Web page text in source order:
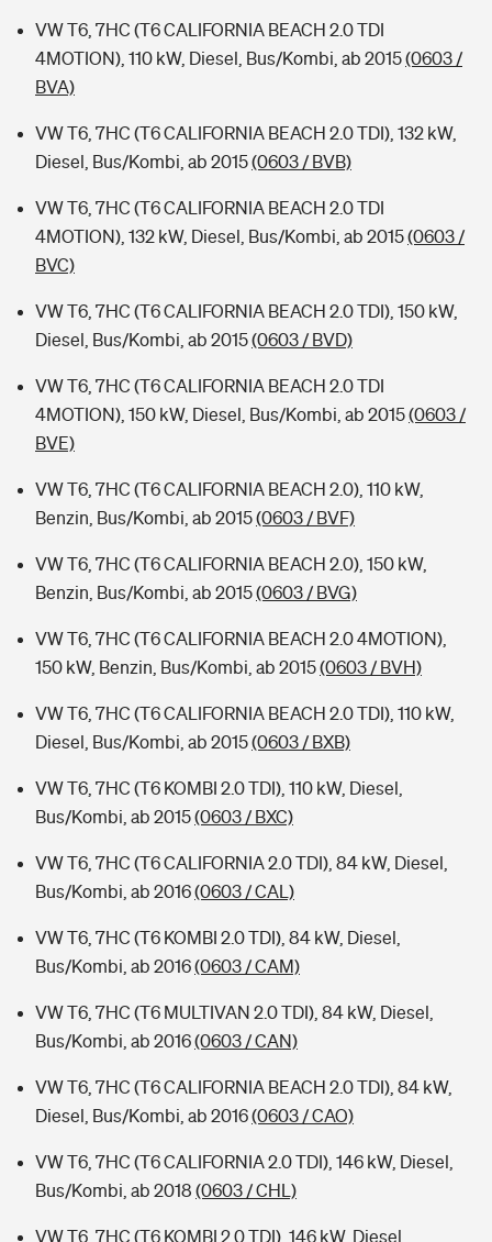
VW T6, 7HC (T6 CALIFORNIA BEACH 2.0 TDI
4MOTION), 110 kW, Diesel, Bus/Kombi, ab 2015(0603 /
BVA)
VW T6, 7HC (T6 CALIFORNIA BEACH 2.0 TDI), 132 kW,
Diesel, Bus/Kombi, ab 2015(0603 / BVB)
VW T6, 7HC (T6 CALIFORNIA BEACH 2.0 TDI
4MOTION), 132 kW, Diesel, Bus/Kombi, ab 2015(0603 /
BVC)
VW T6, 7HC (T6 CALIFORNIA BEACH 2.0 TDI), 150 kW,
Diesel, Bus/Kombi, ab 2015(0603 / BVD)
VW T6, 7HC (T6 CALIFORNIA BEACH 2.0 TDI
4MOTION), 150 kW, Diesel, Bus/Kombi, ab 2015(0603 /
BVE)
VW T6, 7HC (T6 CALIFORNIA BEACH 2.0), 110 kW,
Benzin, Bus/Kombi, ab 2015(0603 / BVF)
VW T6, 7HC (T6 CALIFORNIA BEACH 2.0), 150 kW,
Benzin, Bus/Kombi, ab 2015(0603 / BVG)
VW T6, 7HC (T6 CALIFORNIA BEACH 2.0 4MOTION),
150 kW, Benzin, Bus/Kombi, ab 2015(0603 / BVH)
VW T6, 7HC (T6 CALIFORNIA BEACH 2.0 TDI), 110 kW,
Diesel, Bus/Kombi, ab 2015(0603 / BXB)
VW T6, 7HC (T6 KOMBI 2.0 TDI), 110 kW, Diesel,
Bus/Kombi, ab 2015(0603 / BXC)
VW T6, 7HC (T6 CALIFORNIA 2.0 TDI), 84 kW, Diesel,
Bus/Kombi, ab 2016(0603 / CAL)
VW T6, 7HC (T6 KOMBI 2.0 TDI), 84 kW, Diesel,
Bus/Kombi, ab 2016(0603 / CAM)
VW T6, 7HC (T6 MULTIVAN 2.0 TDI), 84 kW, Diesel,
Bus/Kombi, ab 2016(0603 / CAN)
VW T6, 7HC (T6 CALIFORNIA BEACH 2.0 TDI), 84 kW,
Diesel, Bus/Kombi, ab 2016(0603 / CAO)
VW T6, 7HC (T6 CALIFORNIA 2.0 TDI), 146 kW, Diesel,
Bus/Kombi, ab 2018 (0603 / CHL)
VW T6, 7HC (T6 KOMBI 2.0 TDI), 146 kW, Diesel,